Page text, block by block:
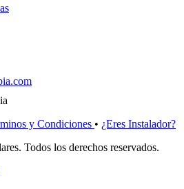
y Condiciones • ¿Eres Instalador?
Todos los derechos reservados.